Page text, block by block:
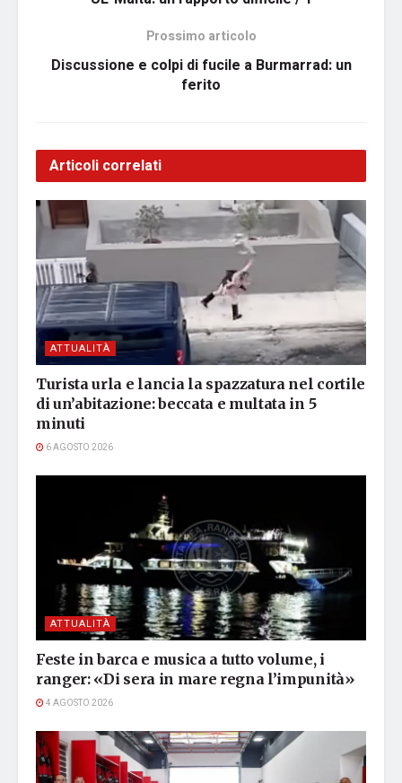
Prossimo articolo
Discussione e colpi di fucile a Burmarrad: un
ferito
Articoli correlati
ATTUALITÀ
Turista urla e lancia la spazzatura nel cortile
di un’abitazione: beccata e multata in 5
minuti
6 AGOSTO 2026
ATTUALITÀ
Feste in barca e musica a tutto volume, i
ranger: «Di sera in mare regna l’impunità»
4 AGOSTO 2026